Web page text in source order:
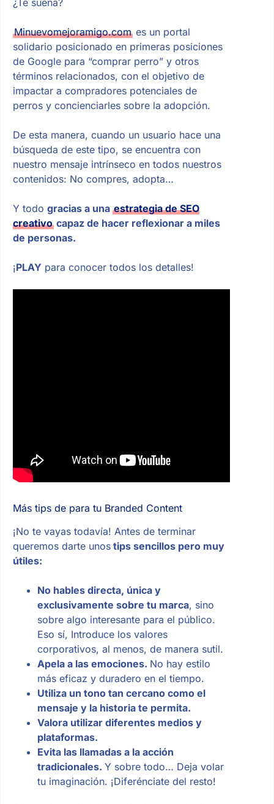
Minuevomejoramigo.comes un portal
solidario posicionado en primeras posiciones
de Google para “comprar perro” y otros
términos relacionados, con el objetivo de
impactar a compradores potenciales de
perros y concienciarles sobre la adopción.
De esta manera, cuando un usuario hace una
búsqueda de este tipo, se encuentra con
nuestro mensaje intrínseco en todos nuestros
contenidos: No compres, adopta…
Y todo gracias a una estrategia de SEO
creativocapaz de hacer reflexionar a miles
de personas.
¡PLAY para conocer todos los detalles!
Más tips de para tu Branded Content
¡No te vayas todavía! Antes de terminar
queremos darte unostips sencillos pero muy
útiles:
No hables directa, única y
exclusivamente sobre tu marca, sino
sobre algo interesante para el público.
Eso sí, Introduce los valores
corporativos, al menos, de manera sutil.
Apela a las emociones. No hay estilo
más eficaz y duradero en el tiempo.
Utiliza un tono tan cercano como el
mensaje y la historia te permita.
Valora utilizar diferentes medios y
plataformas.
Evita las llamadas a la acción
tradicionales. Y sobre todo… Deja volar
tu imaginación. ¡Diferénciate del resto!